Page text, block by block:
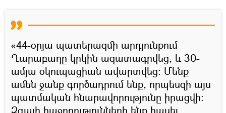
«44-օրյա պատերազմի արդյունքում
Ղարաբաղը կրկին ազատագրվեց, և 30-
ամյա օկուպացիան ավարտվեց։ Մենք
ամեն ջանք գործադրում ենք, որպեսզի այս
պատմական հնարավորությունը իրացվի։
Զգալի հաջողությունների ենք հասել